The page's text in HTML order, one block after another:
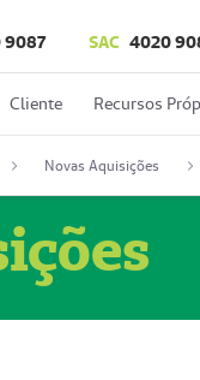
9087 SAC 4020
Cliente Recursos
Novas Aquisições